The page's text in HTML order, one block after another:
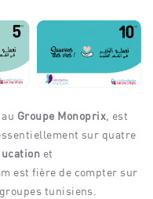
Groupe Monoprix, est
sur quatre
et
est fière de compter sur
tunisiens.